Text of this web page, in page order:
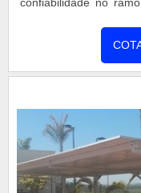
inquebráveis, por
excelente para
diversas áre...